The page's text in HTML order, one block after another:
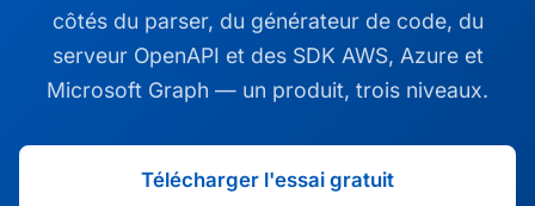
côtés du parser, du générateur de code, du
serveur OpenAPI et des SDK AWS, Azure et
Microsoft Graph — un produit, trois niveaux.
Télécharger l'essai gratuit